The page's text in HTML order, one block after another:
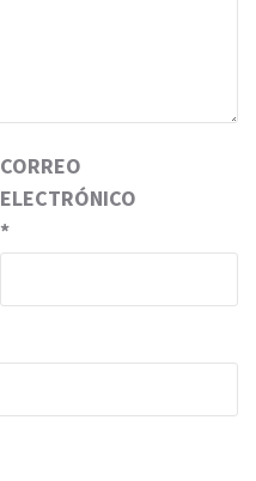
CORREO
ELECTRÓNICO
*